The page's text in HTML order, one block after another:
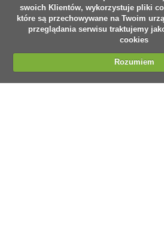
swoich Klientów, wykorzystuje pliki
które są przechowywane na Twoim
przeglądania serwisu traktujemy
cookies
Rozumiem